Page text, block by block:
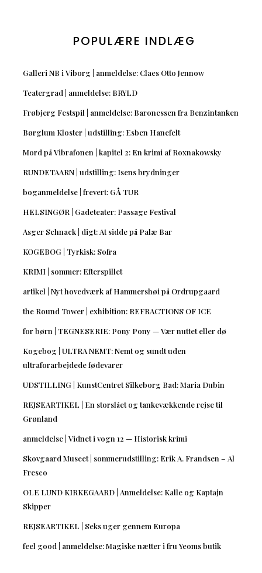
POPULÆRE INDLÆG
Galleri NB i Viborg | anmeldelse: Claes Otto Jennow
Teatergrad | anmeldelse: BRYLD
Frøbjerg Festspil | anmeldelse: Baronessen fra Benzintanken
Børglum Kloster | udstilling: Esben Hanefelt
Mord på Vibrafonen | kapitel 2: En krimi af Roxnakowsky
RUNDETAARN | udstilling: Isens brydninger
boganmeldelse | frevert: GÅ TUR
HELSINGØR | Gadeteater: Passage Festival
Asger Schnack | digt: At sidde på Palæ Bar
KOGEBOG | Tyrkisk: Sofra
KRIMI | sommer: Efterspillet
artikel | Nyt hovedværk af Hammershøi på Ordrupgaard
the Round Tower | exhibition: REFRACTIONS OF ICE
for børn | TEGNESERIE: Pony Pony — Vær nuttet eller dø
Kogebog | ULTRA NEMT: Nemt og sundt uden
ultraforarbejdede fødevarer
UDSTILLING | KunstCentret Silkeborg Bad: Maria Dubin
REJSEARTIKEL | En storslået og tankevækkende rejse til
Grønland
anmeldelse | Vidnet i vogn 12 — Historisk krimi
Skovgaard Museet | sommerudstilling: Erik A. Frandsen – Al
Fresco
OLE LUND KIRKEGAARD | Anmeldelse: Kalle og Kaptajn
Skipper
REJSEARTIKEL | Seks uger gennem Europa
feel good | anmeldelse: Magiske nætter i fru Yeoms butik